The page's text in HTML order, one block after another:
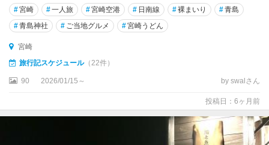
#宮崎 #一人旅 #宮崎空港 # 日南線 #裸まいり #青島
#青島神社 # ご当地グルメ #宮崎うどん
宮崎
旅行記スケジュール（22件）
90 2026/01/15～ by swalさん
投稿日：6ヶ月前